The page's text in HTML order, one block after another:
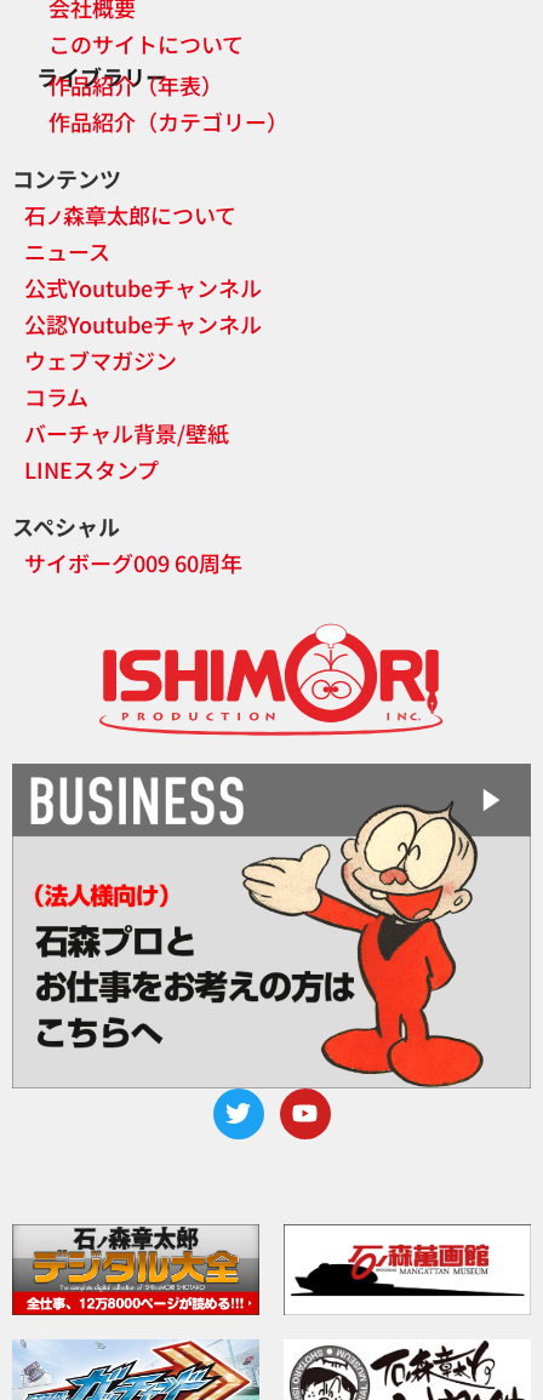
会社概要
このサイトについて
ライブラリー
作品紹介（年表）
作品紹介（カテゴリー）
コンテンツ
石ノ森章太郎について
ニュース
公式Youtubeチャンネル
公認Youtubeチャンネル
ウェブマガジン
コラム
バーチャル背景/壁紙
LINEスタンプ
スペシャル
サイボーグ009 60周年